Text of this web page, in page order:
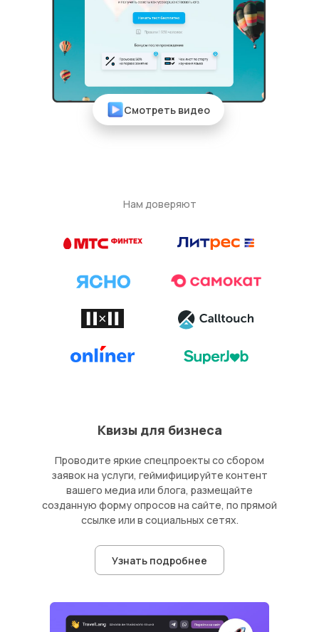
Смотреть видео
Нам доверяют
Виктория Максимчук
Удобная платформа для создания
PR TeamSuperJob
Квизы для бизнеса
Проводите яркие спецпроекты со сбором
заявок на услуги, геймифицируйте контент
вашего медиа или блога, размещайте
созданную форму опросов на сайте, по прямой
ссылке или в социальных сетях.
Узнать подробнее